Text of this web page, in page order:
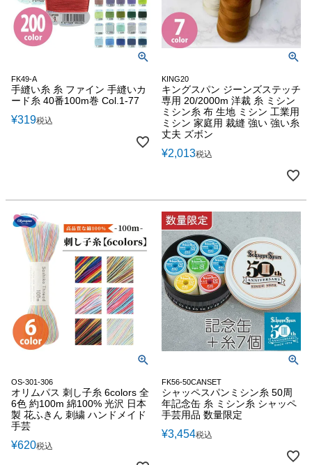
FK49-A
手縫い糸 糸 ファイン 手縫いカ
ード糸 40番100m巻 Col.1-77
¥319税込
KING20
キングスパン ジーンズステッチ
専用 20/2000m 洋裁 糸 ミシン
ミシン糸 布 生地 ミシン 工業用
ミシン 家庭用 裁縫 強い 強い糸
丈夫 ズボン
¥2,013税込
OS-301-306
オリムパス 刺し子糸 6colors 全
6色 約100m 綿100% 光沢 日本
製 花ふきん 刺繍 ハンドメイド
手芸
¥620税込
FK56-50CANSET
シャッペスパンミシン糸 50周
年記念缶 糸 ミシン糸 シャッペ
手芸用品 数量限定
¥3,454税込